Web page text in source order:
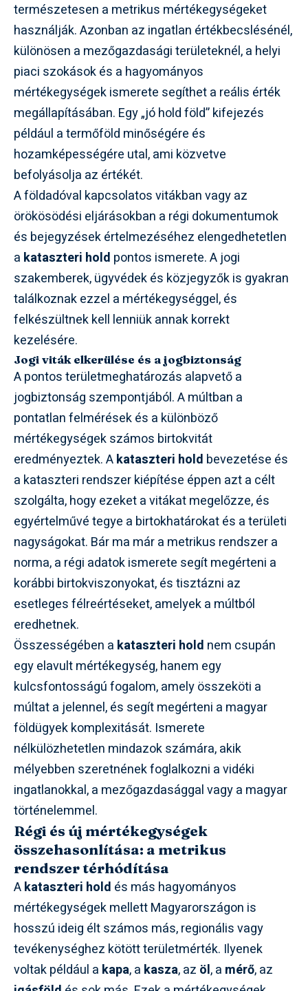
természetesen a metrikus mértékegységeket
használják. Azonban az ingatlan értékbecslésénél,
különösen a mezőgazdasági területeknél, a helyi
piaci szokások és a hagyományos
mértékegységek ismerete segíthet a reális érték
megállapításában. Egy „jó hold föld” kifejezés
például a termőföld minőségére és
hozamképességére utal, ami közvetve
befolyásolja az értékét.
A földadóval kapcsolatos vitákban vagy az
örökösödési eljárásokban a régi dokumentumok
és bejegyzések értelmezéséhez elengedhetetlen
a kataszteri hold pontos ismerete. A jogi
szakemberek, ügyvédek és közjegyzők is gyakran
találkoznak ezzel a mértékegységgel, és
felkészültnek kell lenniük annak korrekt
kezelésére.
Jogi viták elkerülése és a jogbiztonság
A pontos területmeghatározás alapvető a
jogbiztonság szempontjából. A múltban a
pontatlan felmérések és a különböző
mértékegységek számos birtokvitát
eredményeztek. Akataszteri hold bevezetése és
a kataszteri rendszer kiépítése éppen azt a célt
szolgálta, hogy ezeket a vitákat megelőzze, és
egyértelművé tegye a birtokhatárokat és a területi
nagyságokat. Bár ma már a metrikus rendszer a
norma, a régi adatok ismerete segít megérteni a
korábbi birtokviszonyokat, és tisztázni az
esetleges félreértéseket, amelyek a múltból
eredhetnek.
Összességében a kataszteri hold nem csupán
egy elavult mértékegység, hanem egy
kulcsfontosságú fogalom, amely összeköti a
múltat a jelennel, és segít megérteni a magyar
földügyek komplexitását. Ismerete
nélkülözhetetlen mindazok számára, akik
mélyebben szeretnének foglalkozni a vidéki
ingatlanokkal, a mezőgazdasággal vagy a magyar
történelemmel.
Régi és új mértékegységek
összehasonlítása: a metrikus
rendszer térhódítása
Akataszteri hold és más hagyományos
mértékegységek mellett Magyarországon is
hosszú ideig élt számos más, regionális vagy
tevékenységhez kötött területmérték. Ilyenek
voltak például a kapa, a kasza, az öl, a mérő, az